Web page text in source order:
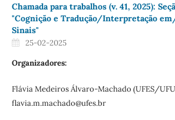
Chamada para trabalhos (v. 41, 2025):
"Cognição e Tradução/Interpretação
Sinais"
25-02-2025
Organizadores:
Flávia Medeiros Álvaro-Machado (UFES/
flavia.m.machado@ufes.br